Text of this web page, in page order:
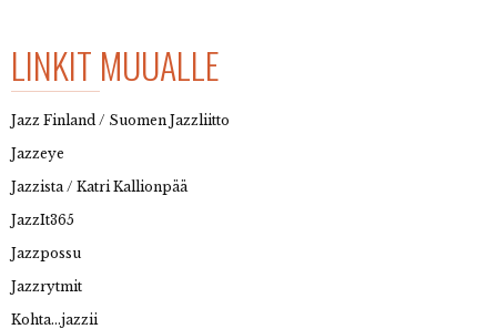
LINKIT MUUALLE
Jazz Finland / Suomen Jazzliitto
Jazzeye
Jazzista / Katri Kallionpää
JazzIt365
Jazzpossu
Jazzrytmit
Kohta…jazzii